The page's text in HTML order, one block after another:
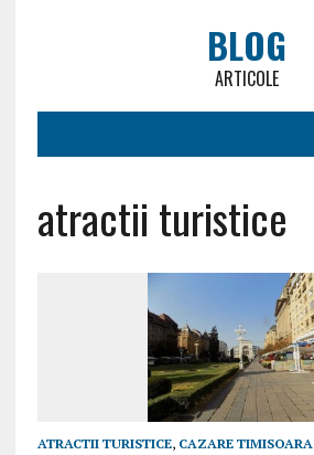
BLOG
ARTICOLE
atractii turistice
ATRACTII TURISTICE, CAZARE TIMISOARA